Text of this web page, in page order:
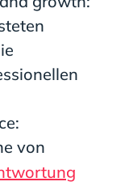
von